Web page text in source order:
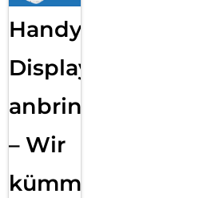
Handy
Displayfolie
anbringen
– Wir
kümmern